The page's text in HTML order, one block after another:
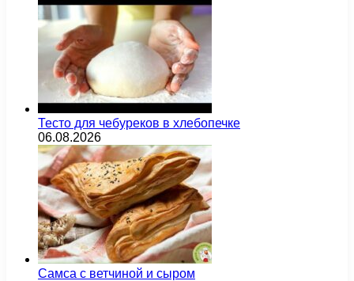
Тесто для чебуреков в хлебопечке
06.08.2026
Самса с ветчиной и сыром